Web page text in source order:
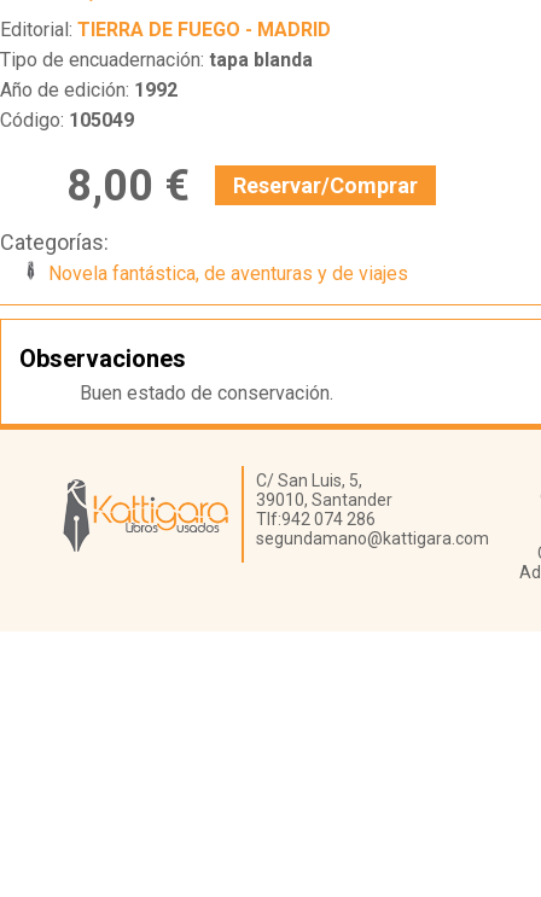
Editorial: TIERRA DE FUEGO - MADRID
Tipo de encuadernación: tapa blanda
Año de edición: 1992
Código: 105049
8,00 € Reservar/Comprar
Categorías:
Novela fantástica, de aventuras y de viajes
Observaciones
Buen estado de conservación.
Librería Kattigara
C/ San Luis, 5,
39010, Santander
Tlf:942 074 286
segundamano@kattigara.com